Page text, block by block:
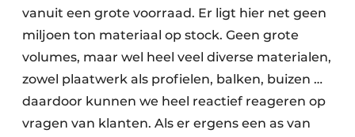
vanuit een grote voorraad. Er ligt hier net geen
miljoen ton materiaal op stock. Geen grote
volumes, maar wel heel veel diverse materialen,
zowel plaatwerk als profielen, balken, buizen …
daardoor kunnen we heel reactief reageren op
vragen van klanten. Als er ergens een as van